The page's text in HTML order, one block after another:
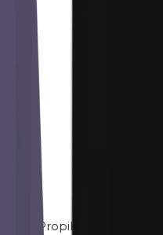
Propilenglicol